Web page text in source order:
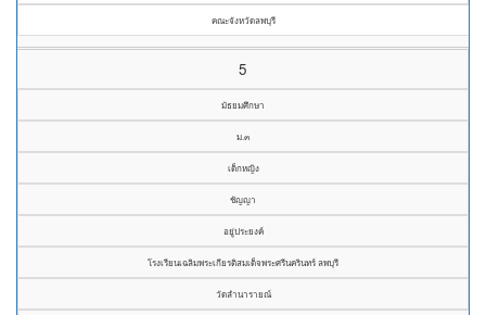
คณะจังหวัดลพบุรี
5
มัธยมศึกษา
ม.๓
เด็กหญิง
ชัญญา
อยู่ประยงค์
โรงเรียนเฉลิมพระเกียรติสมเด็จพระศรีนครินทร์ ลพบุรี
วัดลำนารายณ์